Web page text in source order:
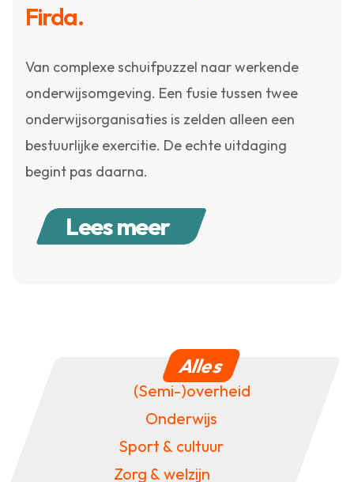
Firda.
Van complexe schuifpuzzel naar werkende
onderwijsomgeving. Een fusie tussen twee
onderwijsorganisaties is zelden alleen een
bestuurlijke exercitie. De echte uitdaging
begint pas daarna.
Lees meer
(Semi-)overheid
Onderwijs
Sport & cultuur
Zorg & welzijn
Alles